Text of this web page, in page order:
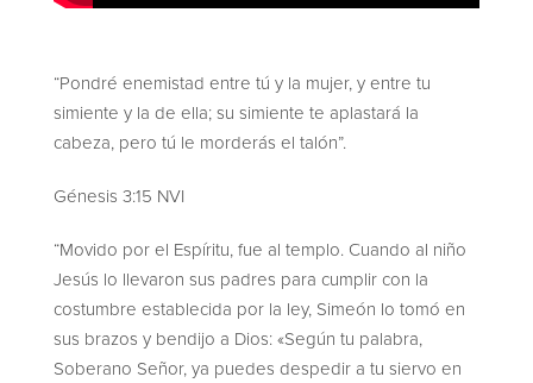
“Pondré enemistad entre tú y la mujer, y entre tu
simiente y la de ella; su simiente te aplastará la
cabeza, pero tú le morderás el talón”.
Génesis 3:15 NVI
“Movido por el Espíritu, fue al templo. Cuando al niño
Jesús lo llevaron sus padres para cumplir con la
costumbre establecida por la ley, Simeón lo tomó en
sus brazos y bendijo a Dios: «Según tu palabra,
Soberano Señor, ya puedes despedir a tu siervo en